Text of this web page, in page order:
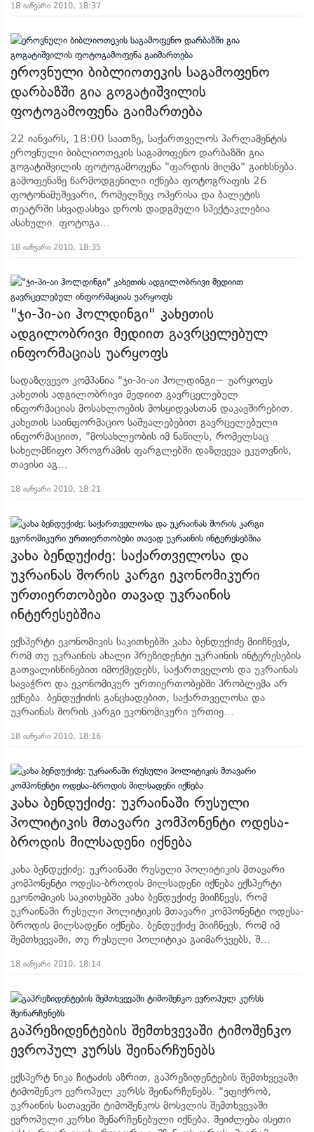
18 იანვარი 2010, 18:37
ეროვნული ბიბლიოთეკის საგამოფენო
დარბაზში გია გოგატიშვილის
ფოტოგამოფენა გაიმართება
22 იანვარს, 18:00 საათზე, საქართველოს პარლამენტის
ეროვნული ბიბლიოთეკის საგამოფენო დარბაზში გია
გოგატიშვილის ფოტოგამოფენა "ფარდის მიღმა" გაიხსნება.
გამოფენაზე წარმოდგენილი იქნება ფოტოგრაფის 26
ფოტონამუშევარი, რომელზეც ოპერისა და ბალეტის
თეატრში სხვადასხვა დროს დადგმული სპექტაკლებია
ასახული. ფოტოგა...
18 იანვარი 2010, 18:35
"ჯი-პი-აი ჰოლდინგი" კახეთის
ადგილობრივი მედიით გავრცელებულ
ინფორმაციას უარყოფს
სადაზღვევო კომპანია "ჯი-პი-აი ჰოლდინგი~ უარყოფს
კახეთის ადგილობრივი მედიით გავრცელებულ
ინფორმაციას მოსახლოების მოსყიდვასთან დაკავშირებით.
კახეთის საინფორმაციო საშუალებებით გავრცელებული
ინფორმაციით, "მოსახლეობის იმ ნაწილს, რომელსაც
სახელმწიფო პროგრამის ფარგლებში დაზღვევა ეკუთვნის,
თავისი აგ...
18 იანვარი 2010, 18:21
კახა ბენდუქიძე: საქართველოსა და
უკრაინას შორის კარგი ეკონომიკური
ურთიერთობები თავად უკრაინის
ინტერესებშია
ექსპერტი ეკონომიკის საკითხებში კახა ბენდუქიძე მიიჩნევს,
რომ თუ უკრაინის ახალი პრეზიდენტი უკრაინის ინტერესების
გათვალისწინებით იმოქმედებს, საქართველოს და უკრაინას
სავაჭრო და ეკონომიკურ ურთიერთობებში პრობლემა არ
ექნება. ბენდუქიძის განცხადებით, საქართველოსა და
უკრაინას შორის კარგი ეკონომიკური ურთიე...
18 იანვარი 2010, 18:16
კახა ბენდუქიძე: უკრაინაში რუსული
პოლიტიკის მთავარი კომპონენტი ოდესა-
ბროდის მილსადენი იქნება
კახა ბენდუქიძე: უკრაინაში რუსული პოლიტიკის მთავარი
კომპონენტი ოდესა-ბროდის მილსადენი იქნება ექსპერტი
ეკონომიკის საკითხებში კახა ბენდუქიძე მიიჩნევს, რომ
უკრაინაში რუსული პოლიტიკის მთავარი კომპონენტი ოდესა-
ბროდის მილსადენი იქნება. ბენდუქიძე მიიჩნევს, რომ იმ
შემთხვევაში, თუ რუსული პოლიტიკა გაიმარჯვებს, შ...
18 იანვარი 2010, 18:14
გაპრეზიდენტების შემთხვევაში ტიმოშენკო
ევროპულ კურსს შეინარჩუნებს
ექსპერტ ნიკა ჩიტაძის აზრით, გაპრეზიდენტების შემთხვევაში
ტიმოშენკო ევროპულ კურსს შეინარჩუნებს. "ვფიქრობ,
უკრაინის სათავეში ტიმოშენკოს მოსვლის შემთხვევაში
ევროპული კურსი შენარჩუნებული იქნება. შეიძლება ისეთი